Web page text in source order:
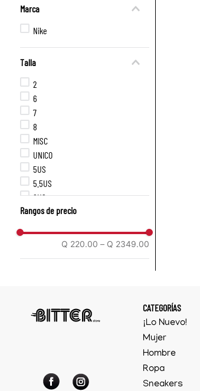
Marca
Nike
Talla
2
6
7
8
MISC
UNICO
5US
5.5US
6US
6.5US
10US
10.5US
Rangos de precio
Q 220.00 – Q 2349.00
CATEGORÍAS
¡Lo Nuevo!
Mujer
Hombre
Ropa
Sneakers